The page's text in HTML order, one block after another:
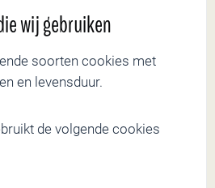
wij gebruiken
soorten cookies met
en levensduur.
de volgende cookies